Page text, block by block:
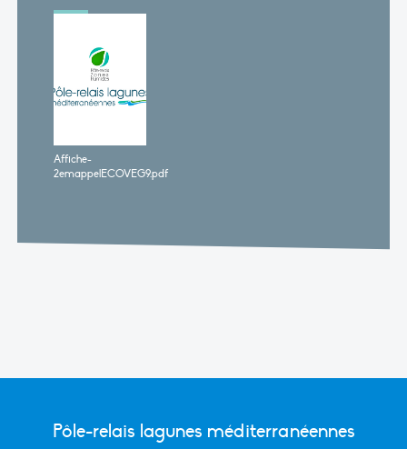
Affiche-
2emappelECOVEG9.pdf
Pôle-relais lagunes méditerranéennes